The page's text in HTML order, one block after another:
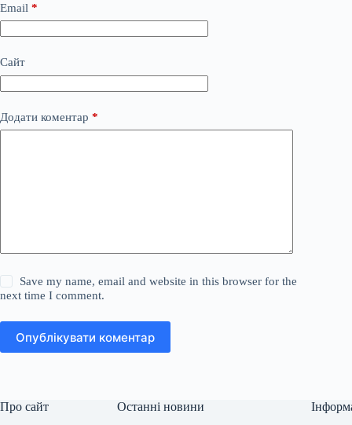
Email *
Сайт
Додати коментар *
Save my name, email and website in this browser for the
next time I comment.
Опублікувати коментар
Про сайт Останні новини